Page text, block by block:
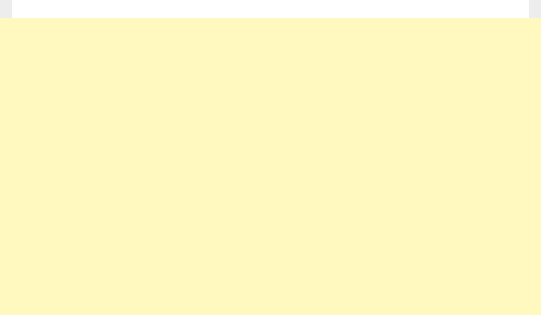
Bahasa